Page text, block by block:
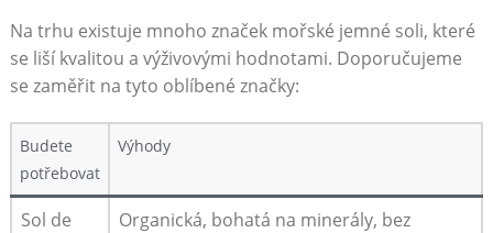
Na trhu existuje mnoho značek mořské jemné soli, které
se liší kvalitou a výživovými hodnotami. Doporučujeme
se zaměřit na tyto oblíbené značky:
Budete
potřebovat
Výhody
Sol de
Organická, bohatá na minerály, bez